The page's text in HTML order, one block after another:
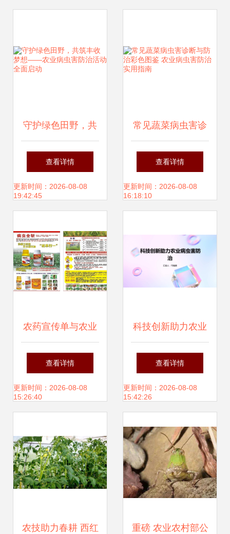
守护绿色田野，共
筑丰收梦想——农
业病虫害防治活动
查看详情
更新时间：2026-08-08
19:42:45
常见蔬菜病虫害诊
断与防治彩色图鉴
农业病虫害防治实
查看详情
更新时间：2026-08-08
16:18:10
农药宣传单与农业
病虫害防治活动指
南
查看详情
更新时间：2026-08-08
15:26:40
科技创新助力农业
病虫害防治 迈向智
慧农业新篇章
查看详情
更新时间：2026-08-08
15:42:26
农技助力春耕 西红 重磅 农业农村部公